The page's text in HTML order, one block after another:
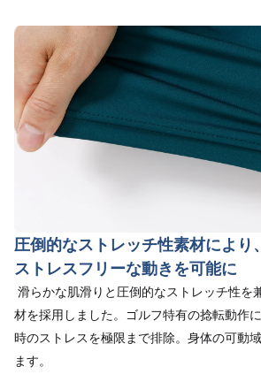
圧倒的なストレッチ性素材により、
ストレスフリーな動きを可能に
滑らかな肌滑りと圧倒的なストレッチ性を
材を採用しました。ゴルフ特有の捻転動作
時のストレスを極限まで排除。身体の可動
ます。